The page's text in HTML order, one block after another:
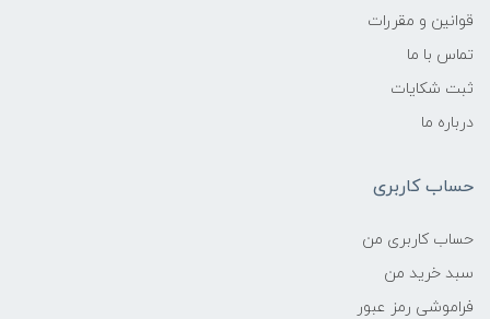
قوانین و مقررات
تماس با ما
ثبت شکایات
درباره ما
حساب کاربری
حساب کاربری من
سبد خرید من
فراموشی رمز عبور